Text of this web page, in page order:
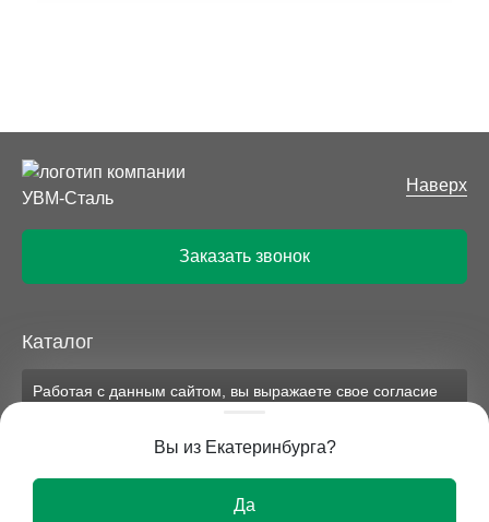
Наверх
Заказать звонок
Каталог
Компания
исключительно информационный характер и ни при
Вы из Екатеринбурга?
Да
Работая с данным сайтом, вы выражаете свое согласие
данных на условиях, изложенных в соответствующих